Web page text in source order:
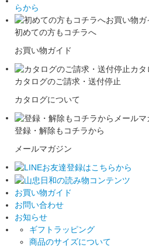
初めての方もコチラへ
お買い物ガイド
カタログのご請求・送付停止
カタログについて
登録・解除もコチラから
メールマガジン
お買い物ガイド
お問い合わせ
お知らせ
ギフトラッピング
商品のサイズについて